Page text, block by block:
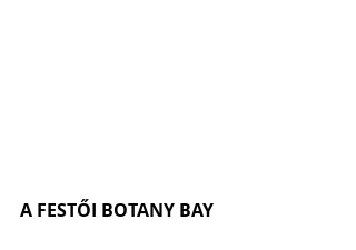
A FESTŐI BOTANY BAY